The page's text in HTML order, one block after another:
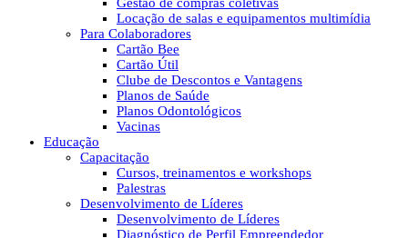
Locação de salas e equipamentos multimídia
Para Colaboradores
Cartão Bee
Cartão Útil
Clube de Descontos e Vantagens
Planos de Saúde
Planos Odontológicos
Vacinas
Educação
Capacitação
Cursos, treinamentos e workshops
Palestras
Desenvolvimento de Líderes
Desenvolvimento de Líderes
Diagnóstico de Perfil Empreendedor